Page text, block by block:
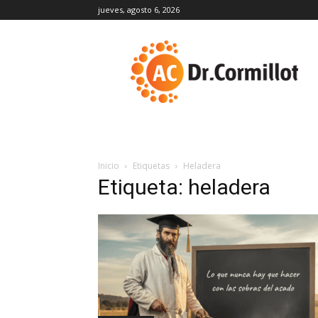
jueves, agosto 6, 2026
Inicio Etiquetas Heladera
Etiqueta: heladera